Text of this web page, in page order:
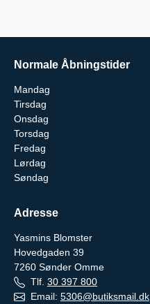
Normale Åbningstider
Mandag
Tirsdag
Onsdag
Torsdag
Fredag
Lørdag
Søndag
Adresse
Yasmins Blomster
Hovedgaden 39
7260 Sønder Omme
Tlf. 30 397 800
Email: 5306@butiksmail.dk